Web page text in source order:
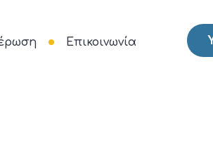
Επικοινωνία